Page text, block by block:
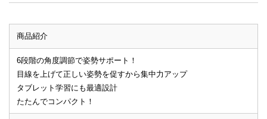
商品紹介
6段階の角度調節で姿勢サポート！
目線を上げて正しい姿勢を促すから集中力アップ
タブレット学習にも最適設計
たたんでコンパクト！